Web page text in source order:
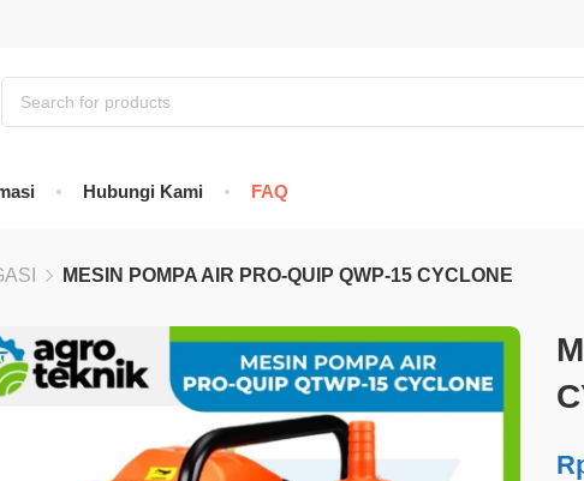
Hubungi Kami FAQ
MESIN POMPA AIR PRO-QUIP QWP-15 CYCLONE